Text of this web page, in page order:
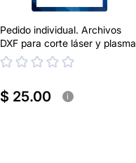
Pedido individual. Archivos
DXF para corte láser y plasma
$ 25.00 i